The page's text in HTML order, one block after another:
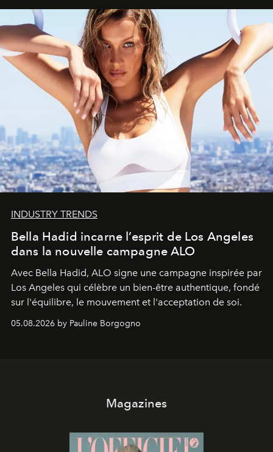
INDUSTRY TRENDS
Bella Hadid incarne l’esprit de Los Angeles
dans la nouvelle campagne ALO
Avec Bella Hadid, ALO signe une campagne inspirée par
Los Angeles qui célèbre un bien-être authentique, fondé
sur l'équilibre, le mouvement et l'acceptation de soi.
05.08.2026 by Pauline Borgogno
Magazines